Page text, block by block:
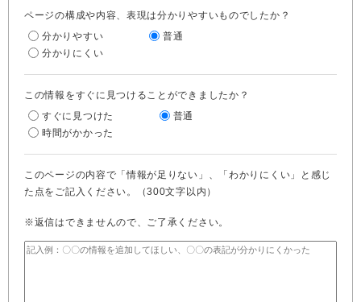
ページの構成や内容、表現は分かりやすいものでしたか？
分かりやすい
普通
分かりにくい
この情報をすぐに見つけることができましたか？
すぐに見つけた
普通
時間がかかった
このページの内容で「情報が足りない」、「わかりにくい」と感じ
た点をご記入ください。（300文字以内）
※返信はできませんので、ご了承ください。